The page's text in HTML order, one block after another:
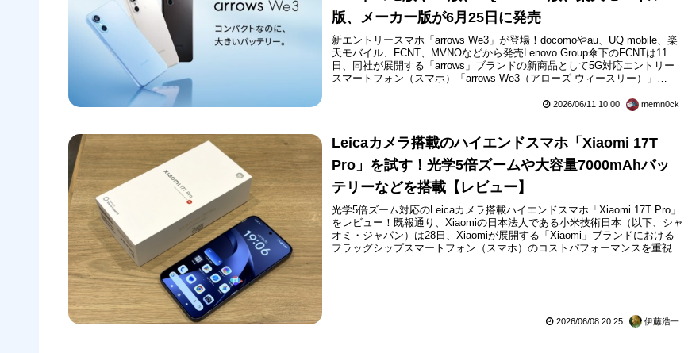
版、メーカー版が6月25日に発売
新エントリースマホ「arrows We3」が登場！docomoやau、UQ mobile、楽
天モバイル、FCNT、MVNOなどから発売Lenovo Group傘下のFCNTは11
日、同社が展開する「arrows」ブランドの新商品として5G対応エントリー
スマートフォン（スマホ）「arrows We3（アローズ ウィースリー）」
カー版（いわゆる「SIMフリーモデル」）のほか、NTTドコモやKDDIおよ...
2026/06/11 10:00 memn0ck
Leicaカメラ搭載のハイエンドスマホ「Xiaomi 17T
Pro」を試す！光学5倍ズームや大容量7000mAhバッ
テリーなどを搭載【レビュー】
光学5倍ズーム対応のLeicaカメラ搭載ハイエンドスマホ「Xiaomi 17T Pro」
をレビュー！既報通り、Xiaomiの日本法人である小米技術日本（以下、シャ
オミ・ジャパン）は28日、Xiaomiが展開する「Xiaomi」ブランドにおける
フラッグシップスマートフォン（スマホ）のコストパフォーマンスを重視し
2026/06/08 20:25 伊藤浩一